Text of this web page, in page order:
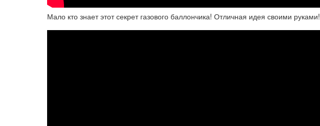
Мало кто знает этот секрет газового баллончика! Отличная идея своими руками!